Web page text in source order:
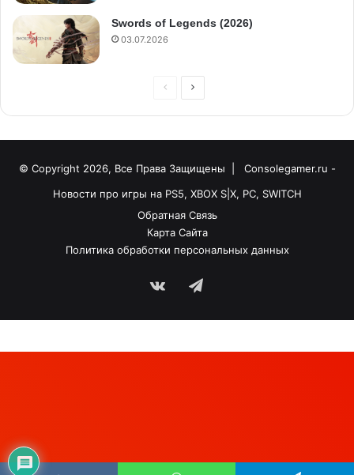
Swords of Legends (2026)
03.07.2026
© Copyright 2026, Все Права Защищены |
Consolegamer.ru -
Новости про игры на PS5, XBOX S|X, PC, SWITCH
Обратная Связь
Карта Сайта
Политика обработки персональных данных